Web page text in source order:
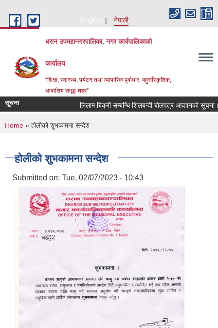
English
नेपाली
धरान उपमहानगरपालिका, नगर कार्यपालिकाको
कार्यालय
“शिक्षा, स्वास्थ्य, पर्यटन तथा व्यापारिक पुर्वाधार, बहुसाँस्कृतिक,
आवासिय समृद्ध शहर”
सूचना लिलाम बिक्री सम्बन्धि शिलबन्दी बोलपत्र आव्हानको सूचना।
You are here
Home » होलीको शुभकामना सन्देश
होलीको शुभकामना सन्देश
Submitted on: Tue, 02/07/2023 - 10:43